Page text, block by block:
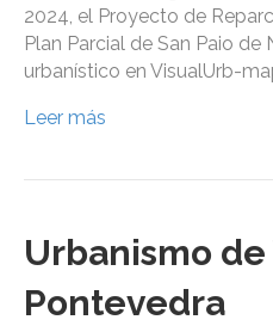
2024, el Proyecto de
Plan Parcial de San Paio
urbanístico en VisualUrb-
Leer más
Urbanismo de
Pontevedra